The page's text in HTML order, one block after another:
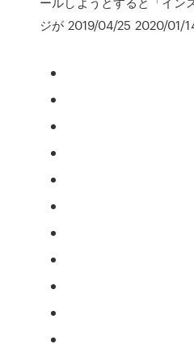
ジが 2019/04/25 2020/01/